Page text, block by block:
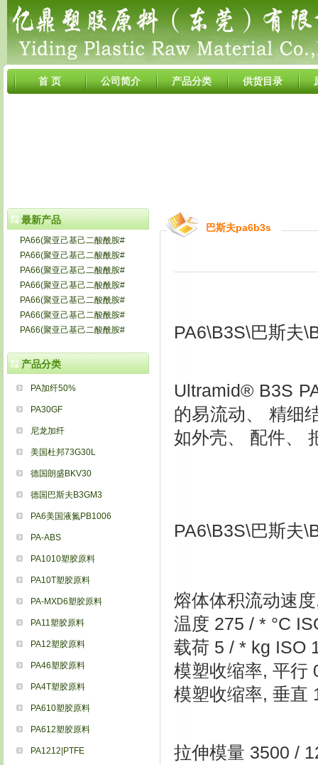
首 页 公司简介 产品分类 供货目录
最新产品
PA66(聚亚己基己二酸酰胺#
PA66(聚亚己基己二酸酰胺#
PA66(聚亚己基己二酸酰胺#
PA66(聚亚己基己二酸酰胺#
PA66(聚亚己基己二酸酰胺#
PA66(聚亚己基己二酸酰胺#
PA66(聚亚己基己二酸酰胺#
产品分类
PA加纤50%
PA30GF
尼龙加纤
美国杜邦73G30L
德国朗盛BKV30
德国巴斯夫B3GM3
PA6美国液氮PB1006
PA-ABS
PA1010塑胶原料
PA10T塑胶原料
PA-MXD6塑胶原料
PA11塑胶原料
PA12塑胶原料
PA46塑胶原料
PA4T塑胶原料
PA610塑胶原料
PA612塑胶原料
PA1212|PTFE
巴斯夫pa6b3s
PA6\B3S\巴斯夫
Ultramid® B3S
的易流动、 精细
如外壳、 配件、
PA6\B3S\巴斯夫
熔体体积流动速
温度 275 / * °C
载荷 5 / * kg ISO
模塑收缩率, 平行
模塑收缩率, 垂直
拉伸模量 3500 /